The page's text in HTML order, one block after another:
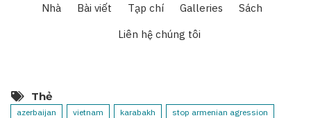
navigation
Nhà Bài viết Tạp chí Galleries
Sách
Liên hệ chúng tôi
Thẻ
azerbaijan vietnam karabakh stop armenian agression